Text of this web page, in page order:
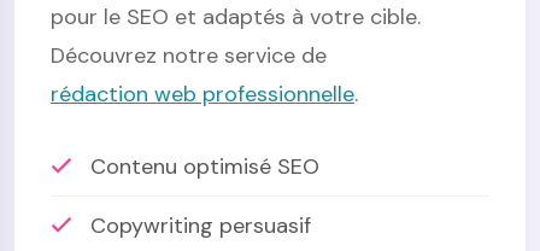
pour le SEO et adaptés à votre cible.
Découvrez notre service de
rédaction web professionnelle.
Contenu optimisé SEO
Copywriting persuasif